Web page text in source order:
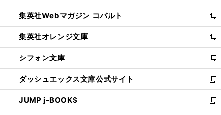
開
く
ウ
で
開
く
ン
ド
ウ
で
開
く
ウ
ィ
ン
ド
ウ
で
開
く
集英社Webマガジン コバルト
新
し
い
ウ
ィ
ン
ド
ウ
で
開
集英社オレンジ文庫
新
し
い
ウ
ィ
ン
ド
ウ
シフォン文庫
新
し
い
ウ
ィ
ン
ダッシュエックス文庫公式サイト
新
し
い
ウ
JUMP j-BOOKS
新
し